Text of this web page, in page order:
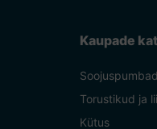
Kaupade
Soojuspumbad
Torustikud ja
Kütus